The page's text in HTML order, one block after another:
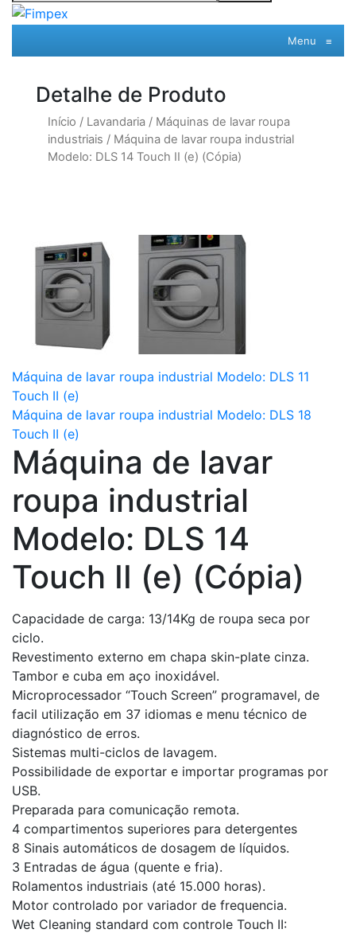
Menu ≡
Detalhe de Produto
Início / Lavandaria / Máquinas de lavar roupa
industriais / Máquina de lavar roupa industrial
Modelo: DLS 14 Touch II (e) (Cópia)
Máquina de lavar roupa industrial Modelo: DLS 11
Touch II (e)
Máquina de lavar roupa industrial Modelo: DLS 18
Touch II (e)
Máquina de lavar
roupa industrial
Modelo: DLS 14
Touch II (e) (Cópia)
Capacidade de carga: 13/14Kg de roupa seca por
ciclo.
Revestimento externo em chapa skin-plate cinza.
Tambor e cuba em aço inoxidável.
Microprocessador “Touch Screen” programavel, de
facil utilização em 37 idiomas e menu técnico de
diagnóstico de erros.
Sistemas multi-ciclos de lavagem.
Possibilidade de exportar e importar programas por
USB.
Preparada para comunicação remota.
4 compartimentos superiores para detergentes
8 Sinais automáticos de dosagem de líquidos.
3 Entradas de água (quente e fria).
Rolamentos industriais (até 15.000 horas).
Motor controlado por variador de frequencia.
Wet Cleaning standard com controle Touch II: